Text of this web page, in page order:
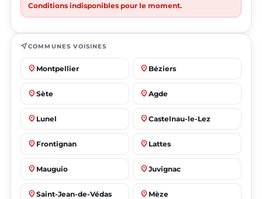
Conditions indisponibles pour le moment.
near_meCOMMUNES VOISINES
place Montpellier place Béziers
place Sète place Agde
place Lunel place Castelnau-le-Lez
place Frontignan place Lattes
place Mauguio place Juvignac
place Saint-Jean-de-Védas place Mèze